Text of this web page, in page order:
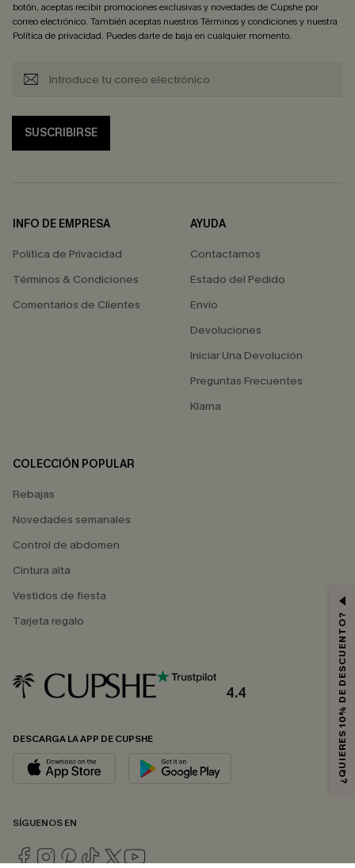
botón, aceptas recibir promociones exclusivas y novedades de Cupshe por
correo electrónico. También aceptas nuestrosTérminos y condicionesy nuestra
Política de privacidad. Puedes darte de baja en cualquier momento.
SUSCRIBIRSE
INFO DE EMPRESA
Política de Privacidad
Términos & Condiciones
Comentarios de Clientes
AYUDA
Contactarnos
Estado del Pedido
Envío
Devoluciones
Iniciar Una Devolución
Preguntas Frecuentes
Klarna
COLECCIÓN POPULAR
Rebajas
Novedades semanales
Control de abdomen
Cintura alta
Vestidos de fiesta
Tarjeta regalo
4.4
DESCARGA LA APP DE CUPSHE
SÍGUENOS EN
¿QUIERES 10% DE DESCUENTO?